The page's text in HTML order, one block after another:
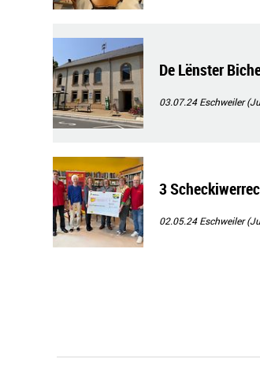
De Lënster
03.07.24Eschweiler
3
02.05.24Eschweiler